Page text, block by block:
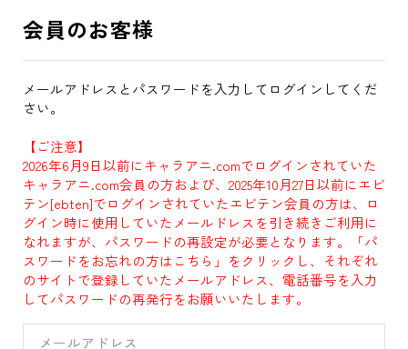
会員のお客様
メールアドレスとパスワードを入力してログインしてくだ
さい。
【ご注意】
2026年6月9日以前にキャラアニ.comでログインされていた
キャラアニ.com会員の方および、2025年10月27日以前にエビ
テン[ebten]でログインされていたエビテン会員の方は、ロ
グイン時に使用していたメールドレスを引き続きご利用に
なれますが、パスワードの再設定が必要となります。「パ
スワードをお忘れの方はこちら」をクリックし、それぞれ
のサイトで登録していたメールアドレス、電話番号を入力
してパスワードの再発行をお願いいたします。